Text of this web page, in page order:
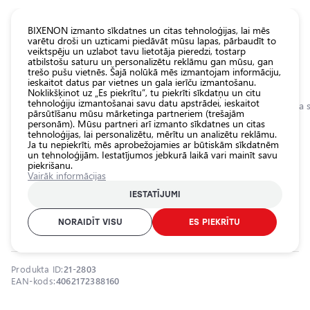
Sākumlapa Kategorijas Veikals Pamatlukturu auto spuldzes
Halogēna spuldzes H3, 55W, 12V,
1450Lm, NIGHT BREAKER LASER
sērija
OSRAM / 21-2803 / H3 / OSRAM NIGHT BREAKER LASER
Produkta ID:21-2803
EAN-kods:4062172388160
Visas
veikala
preces
Veikals
Pamatlukturu
spuldzes
Ārējais auto
Iekšējais auto
apgaismojums
Auto
BIXENON izmanto sīkdatnes un citas tehnoloģijas, lai mēs
varētu droši un uzticami piedāvāt mūsu lapas, pārbaudīt to
veiktspēju un uzlabot tavu lietotāja pieredzi, tostarp
atbilstošu saturu un personalizētu reklāmu gan mūsu, gan
trešo pušu vietnēs. Šajā nolūkā mēs izmantojam informāciju,
ieskaitot datus par vietnes un gala ierīču izmantošanu.
Noklikšķinot uz „Es piekrītu”, tu piekrīti sīkdatņu un citu
tehnoloģiju izmantošanai savu datu apstrādei, ieskaitot
pārsūtīšanu mūsu mārketinga partneriem (trešajām
personām). Mūsu partneri arī izmanto sīkdatnes un citas
tehnoloģijas, lai personalizētu, mērītu un analizētu reklāmu.
Ja tu nepiekrīti, mēs aprobežojamies ar būtiskām sīkdatnēm
un tehnoloģijām. Iestatījumos jebkurā laikā vari mainīt savu
piekrišanu.
Vairāk informācijas
IESTATĪJUMI
NORAIDĪT VISU ES PIEKRĪTU